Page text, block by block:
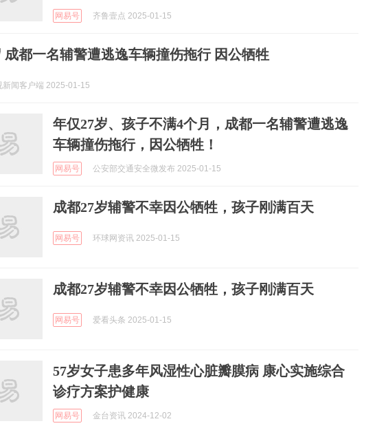
网易号 齐鲁壹点 2025-01-15
成都一名辅警遭逃逸车辆撞伤拖行 因公牺牲
新闻客户端 2025-01-15
年仅27岁、孩子不满4个月，成都一名辅警遭逃逸
车辆撞伤拖行，因公牺牲！
网易号 公安部交通安全微发布 2025-01-15
成都27岁辅警不幸因公牺牲，孩子刚满百天
网易号 环球网资讯 2025-01-15
成都27岁辅警不幸因公牺牲，孩子刚满百天
网易号 爱看头条 2025-01-15
57岁女子患多年风湿性心脏瓣膜病 康心实施综合
诊疗方案护健康
网易号 金台资讯 2024-12-02